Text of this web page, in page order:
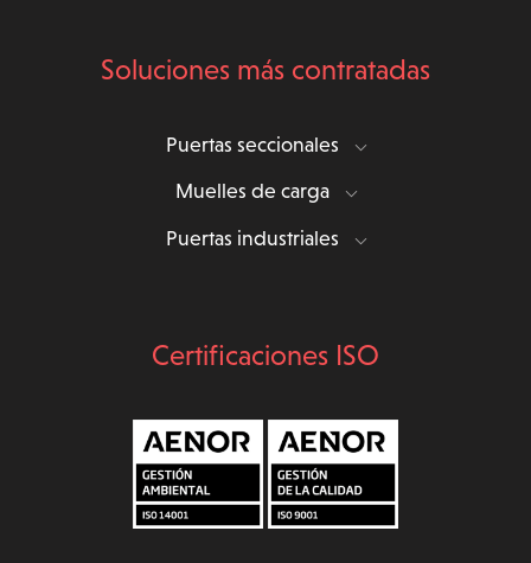
Soluciones más contratadas
Puertas seccionales
Muelles de carga
Puertas industriales
Certificaciones ISO